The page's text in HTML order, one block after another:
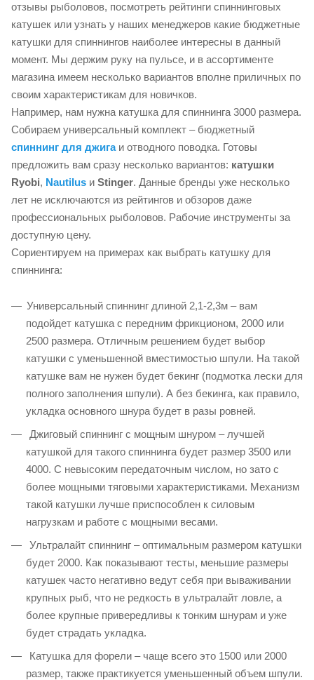
отзывы рыболовов, посмотреть рейтинги спиннинговых
катушек или узнать у наших менеджеров какие бюджетные
катушки для спиннингов наиболее интересны в данный
момент. Мы держим руку на пульсе, и в ассортименте
магазина имеем несколько вариантов вполне приличных по
своим характеристикам для новичков.
Например, нам нужна катушка для спиннинга 3000 размера.
Собираем универсальный комплект – бюджетный
спиннинг для джигаи отводного поводка. Готовы
предложить вам сразу несколько вариантов: катушки
Ryobi, Nautilus и Stinger. Данные бренды уже несколько
лет не исключаются из рейтингов и обзоров даже
профессиональных рыболовов. Рабочие инструменты за
доступную цену.
Сориентируем на примерах как выбрать катушку для
спиннинга:
Универсальный спиннинг длиной 2,1-2,3м – вам
подойдет катушка с передним фрикционом, 2000 или
2500 размера. Отличным решением будет выбор
катушки с уменьшенной вместимостью шпули. На такой
катушке вам не нужен будет бекинг (подмотка лески для
полного заполнения шпули). А без бекинга, как правило,
укладка основного шнура будет в разы ровней.
Джиговый спиннинг с мощным шнуром – лучшей
катушкой для такого спиннинга будет размер 3500 или
4000. С невысоким передаточным числом, но зато с
более мощными тяговыми характеристиками. Механизм
такой катушки лучше приспособлен к силовым
нагрузкам и работе с мощными весами.
Ультралайт спиннинг – оптимальным размером катушки
будет 2000. Как показывают тесты, меньшие размеры
катушек часто негативно ведут себя при вываживании
крупных рыб, что не редкость в ультралайт ловле, а
более крупные привередливы к тонким шнурам и уже
будет страдать укладка.
Катушка для форели – чаще всего это 1500 или 2000
размер, также практикуется уменьшенный объем шпули.